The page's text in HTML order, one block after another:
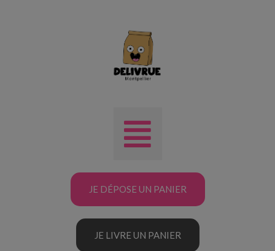
JE DÉPOSE UN PANIER
JE LIVRE UN PANIER